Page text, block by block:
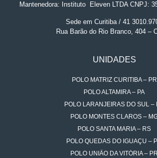
Mantenedora: Instituto. Eleven LTDA CNPJ:
Sede em Curitiba / 41
Rua Barão do Rio Branco, 404 –
UNIDADES
POLO MATRIZ CURITIBA – PR
POLO ALTAMIRA – PA
POLO LARANJEIRAS DO SUL –
POLO MONTES CLAROS –
POLO SANTA MARIA – RS
POLO QUEDAS DO IGUAÇU –
POLO UNIÃO DA VITÓRIA – PR